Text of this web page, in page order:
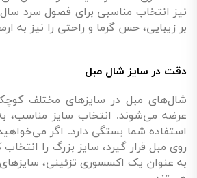
نیز انتخاب مناسبی برای فصول سرد سال
بر زیبایی، حس گرما و راحتی را نیز به
دقت در سایز شال مبل
شال‌های مبل در سایزهای مختلف
عرضه می‌شوند. انتخاب سایز مناسب،
استفاده شما بستگی دارد. اگر
روی مبل قرار گیرد، سایز بزرگ را
به عنوان یک اکسسوری تزئینی،